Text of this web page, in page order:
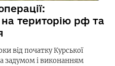
територію рф та
від початку Курської
задумом і виконанням